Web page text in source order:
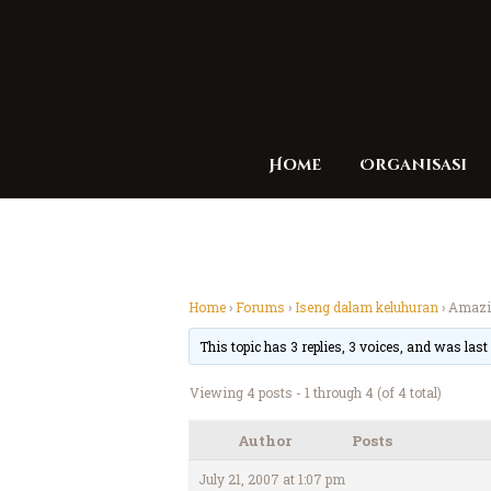
Home Organisasi
Home›Forums › Iseng dalam keluhuran ›
This topic has 3 replies, 3 voices, and was
Viewing 4 posts - 1 through 4 (of 4 total)
Author Posts
July 21, 2007 at 1:07 pm